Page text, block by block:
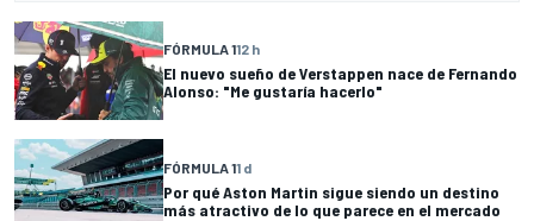
FÓRMULA 112 h
El nuevo sueño de Verstappen nace de Fernando
Alonso: "Me gustaría hacerlo"
FÓRMULA 11 d
Por qué Aston Martin sigue siendo un destino
más atractivo de lo que parece en el mercado